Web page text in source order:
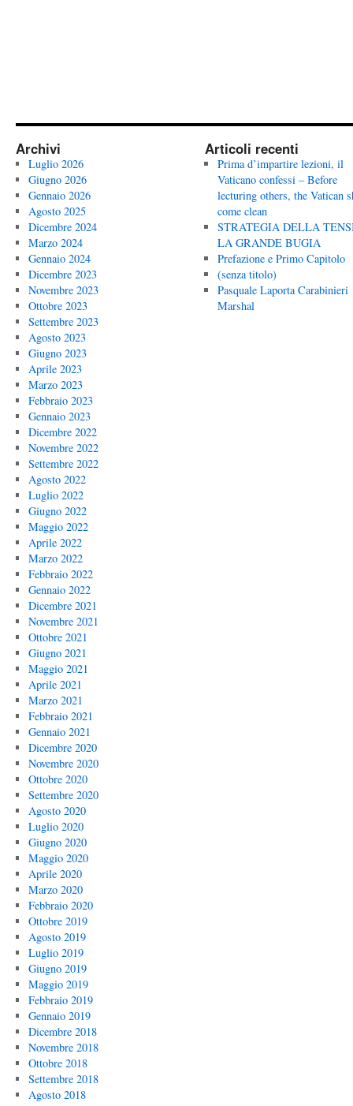
Archivi
Luglio 2026
Giugno 2026
Gennaio 2026
Agosto 2025
Dicembre 2024
Marzo 2024
Gennaio 2024
Dicembre 2023
Novembre 2023
Ottobre 2023
Settembre 2023
Agosto 2023
Giugno 2023
Aprile 2023
Marzo 2023
Febbraio 2023
Gennaio 2023
Dicembre 2022
Novembre 2022
Settembre 2022
Agosto 2022
Luglio 2022
Giugno 2022
Maggio 2022
Aprile 2022
Marzo 2022
Febbraio 2022
Gennaio 2022
Dicembre 2021
Novembre 2021
Ottobre 2021
Giugno 2021
Maggio 2021
Aprile 2021
Marzo 2021
Febbraio 2021
Gennaio 2021
Dicembre 2020
Novembre 2020
Ottobre 2020
Settembre 2020
Agosto 2020
Luglio 2020
Giugno 2020
Maggio 2020
Aprile 2020
Marzo 2020
Febbraio 2020
Ottobre 2019
Agosto 2019
Luglio 2019
Giugno 2019
Maggio 2019
Febbraio 2019
Gennaio 2019
Dicembre 2018
Novembre 2018
Ottobre 2018
Settembre 2018
Agosto 2018
Articoli recenti
Prima d’impartire lezioni, il
Vaticano confessi – Before
lecturing others, the Vatican
come clean
STRATEGIA DELLA
LA GRANDE BUGIA
Prefazione e Primo Capitolo
(senza titolo)
Pasquale Laporta Carabinieri
Marshal